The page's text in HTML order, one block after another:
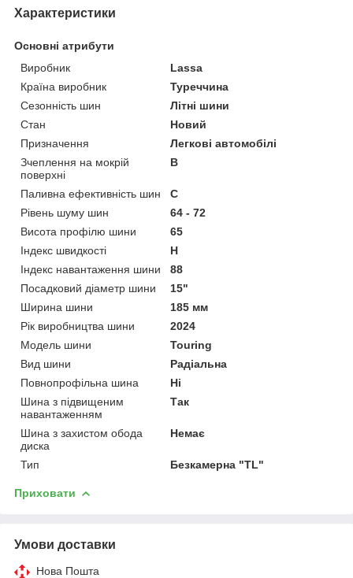
Характеристики
Основні атрибути
Виробник
Lassa
Країна виробник
Туреччина
Сезонність шин
Літні шини
Стан
Новий
Призначення
Легкові автомобілі
Зчеплення на мокрій
поверхні
B
Паливна ефективність шин
C
Рівень шуму шин
64 - 72
Висота профілю шини
65
Індекс швидкості
H
Індекс навантаження шини
88
Посадковий діаметр шини
15"
Ширина шини
185 мм
Рік виробництва шини
2024
Модель шини
Touring
Вид шини
Радіальна
Повнопрофільна шина
Ні
Шина з підвищеним
навантаженням
Так
Шина з захистом обода
диска
Немає
Тип Безкамерна "TL"
Приховати
Умови доставки
Нова Пошта